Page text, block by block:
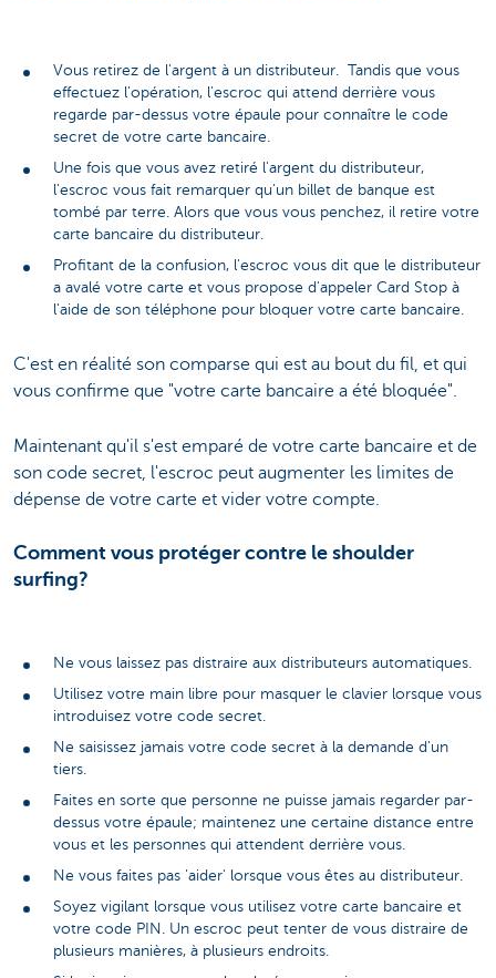
Vous retirez de l'argent à un distributeur. Tandis que vous
effectuez l'opération, l'escroc qui attend derrière vous
regarde par-dessus votre épaule pour connaître le code
secret de votre carte bancaire.
Une fois que vous avez retiré l'argent du distributeur,
l'escroc vous fait remarquer qu'un billet de banque est
tombé par terre. Alors que vous vous penchez, il retire votre
carte bancaire du distributeur.
Profitant de la confusion, l'escroc vous dit que le distributeur
a avalé votre carte et vous propose d'appeler Card Stop à
l'aide de son téléphone pour bloquer votre carte bancaire.
C'est en réalité son comparse qui est au bout du fil, et qui
vous confirme que "votre carte bancaire a été bloquée".
Maintenant qu'il s'est emparé de votre carte bancaire et de
son code secret, l'escroc peut augmenter les limites de
dépense de votre carte et vider votre compte.
Comment vous protéger contre le shoulder
surfing?
Ne vous laissez pas distraire aux distributeurs automatiques.
Utilisez votre main libre pour masquer le clavier lorsque vous
introduisez votre code secret.
Ne saisissez jamais votre code secret à la demande d'un
tiers.
Faites en sorte que personne ne puisse jamais regarder par-
dessus votre épaule; maintenez une certaine distance entre
vous et les personnes qui attendent derrière vous.
Ne vous faites pas 'aider' lorsque vous êtes au distributeur.
Soyez vigilant lorsque vous utilisez votre carte bancaire et
votre code PIN. Un escroc peut tenter de vous distraire de
plusieurs manières, à plusieurs endroits.